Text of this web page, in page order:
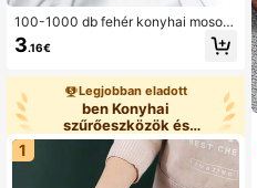
100-1000 db fehér konyhai mosog
ató szűrőzsák – egyszer használat
os finom hálós lefolyószűrő, tömődé
ó, mosogatókhoz, mosdókhoz és pa
dlócsatornákhoz, újrahasználható e
rős sarokszűrő és szűrő
3.16€
Legjobban eladott
ben Konyhai
szűrőeszközök és
tartozékok
1